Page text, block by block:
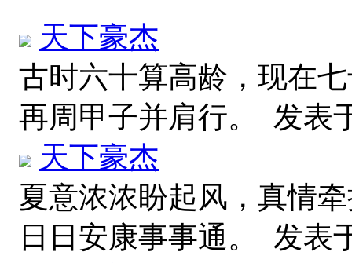
天下豪杰
古时六十算高龄，现在
再周甲子并肩行。 发表
天下豪杰
夏意浓浓盼起风，真情
日日安康事事通。 发表